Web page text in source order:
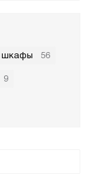
шкафы 56
9